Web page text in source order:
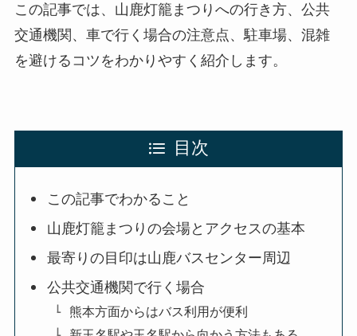
この記事では、山鹿灯籠まつりへの行き方、公共
交通機関、車で行く場合の注意点、駐車場、混雑
を避けるコツをわかりやすく紹介します。
目次
この記事でわかること
山鹿灯籠まつりの会場とアクセスの基本
最寄りの目印は山鹿バスセンター周辺
公共交通機関で行く場合
熊本方面からはバス利用が便利